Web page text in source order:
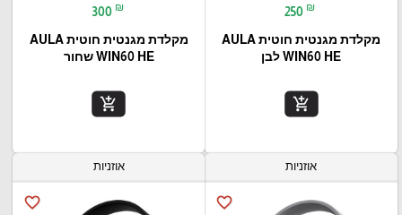
250 ₪
מקלדת מגנטית חוטית AULA
WIN60 HE לבן
add_shopping_cart
300 ₪
מקלדת מגנטית חוטית AULA
WIN60 HE שחור
add_shopping_cart
אוזניות
favorite_border
אוזניות
favorite_border